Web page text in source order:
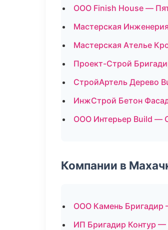
ООО Finish House —
Мастерская
Мастерская Ателье
Проект-Строй
СтройАртель Дерево
ИнжСтрой Бетон
ООО Интерьер Build —
Компании в
ООО Камень Бригадир
ИП Бригадир Контур